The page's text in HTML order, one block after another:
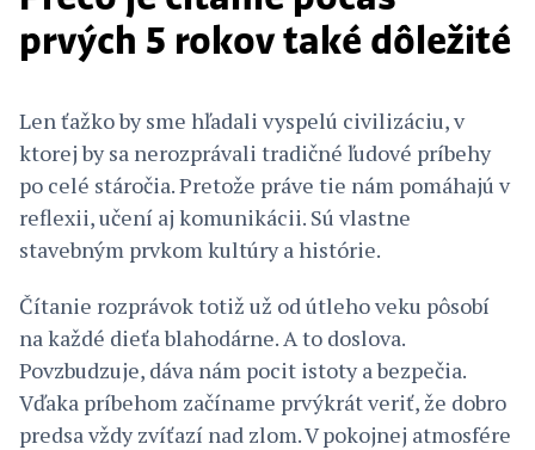
prvých 5 rokov také dôležité
Len ťažko by sme hľadali vyspelú civilizáciu, v
ktorej by sa nerozprávali tradičné ľudové príbehy
po celé stáročia. Pretože práve tie nám pomáhajú v
reflexii, učení aj komunikácii. Sú vlastne
stavebným prvkom kultúry a histórie.
Čítanie rozprávok totiž už od útleho veku pôsobí
na každé dieťa blahodárne. A to doslova.
Povzbudzuje, dáva nám pocit istoty a bezpečia.
Vďaka príbehom začíname prvýkrát veriť, že dobro
predsa vždy zvíťazí nad zlom. V pokojnej atmosfére